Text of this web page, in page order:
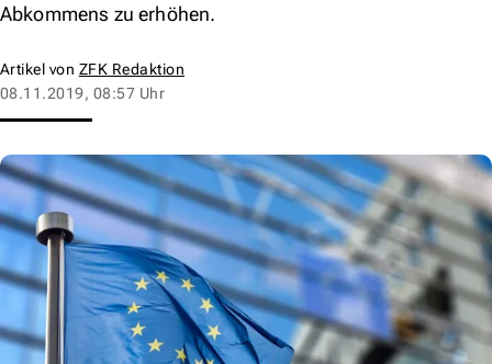
Abkommens zu erhöhen.
Artikel von ZFK Redaktion
08.11.2019, 08:57 Uhr